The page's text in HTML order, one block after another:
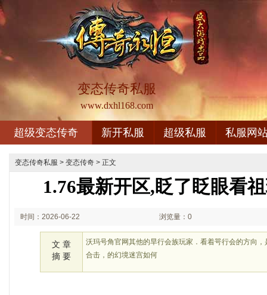
变态传奇私服
www.dxhl168.com
超级变态传奇 新开私服 超级私服 私服网
变态传奇私服 > 变态传奇 > 正文
1.76最新开区,眨了眨眼看
时间：2026-06-22 浏览量：0
文 章
摘 要
沃玛号角官网其他的旱行会族玩家．看着咢行会的方向
合击，的幻境迷宫如何